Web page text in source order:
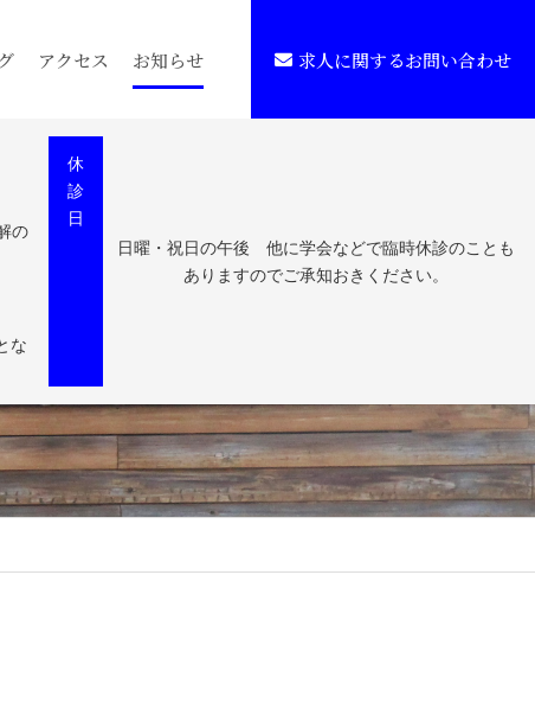
アクセス お知らせ 求人に関するお問い合わせ
の
な
休
診
日
日曜・祝日の午後 他に学会などで臨時休診のことも
ありますのでご承知おきください。